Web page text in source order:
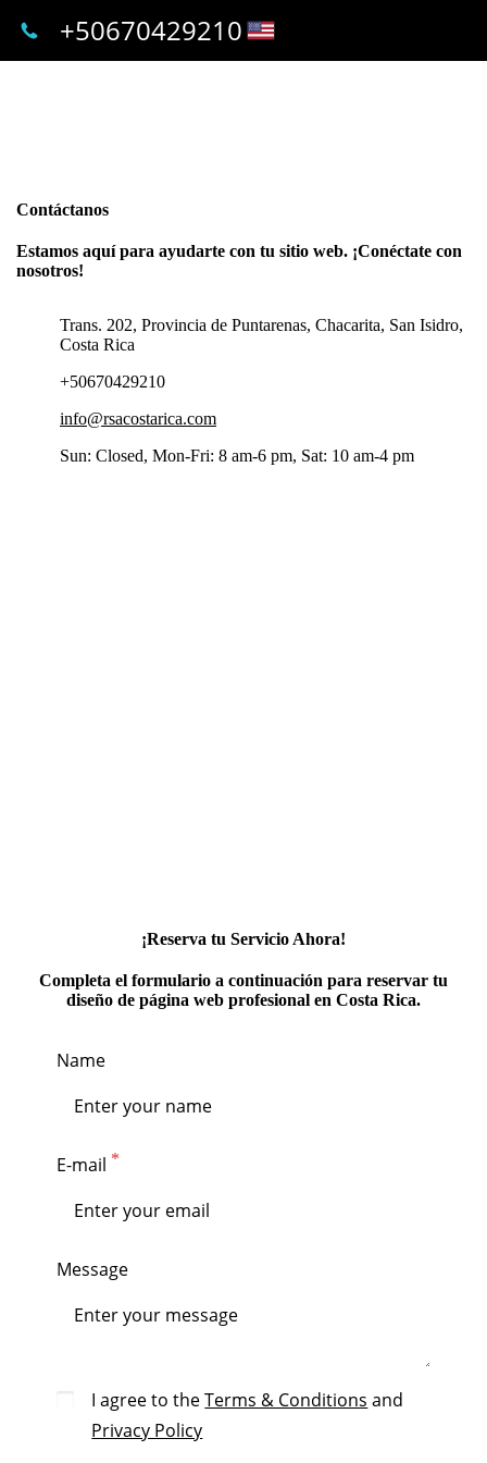
+50670429210
Contáctanos
Estamos aquí para ayudarte con tu sitio web. ¡Conéctate con
nosotros!
Trans. 202, Provincia de Puntarenas, Chacarita, San Isidro,
Costa Rica
+50670429210
info@rsacostarica.com
Sun: Closed, Mon-Fri: 8 am-6 pm, Sat: 10 am-4 pm
¡Reserva tu Servicio Ahora!
Completa el formulario a continuación para reservar tu
diseño de página web profesional en Costa Rica.
Name
E-mail
Message
I agree to theTerms & Conditions and
Privacy Policy